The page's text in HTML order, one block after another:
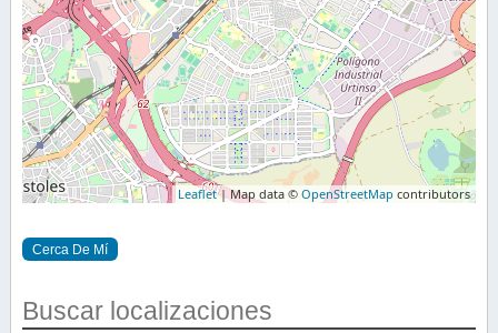
Leaflet| Map data ©OpenStreetMap contributors
Cerca De Mí
Buscar localizaciones